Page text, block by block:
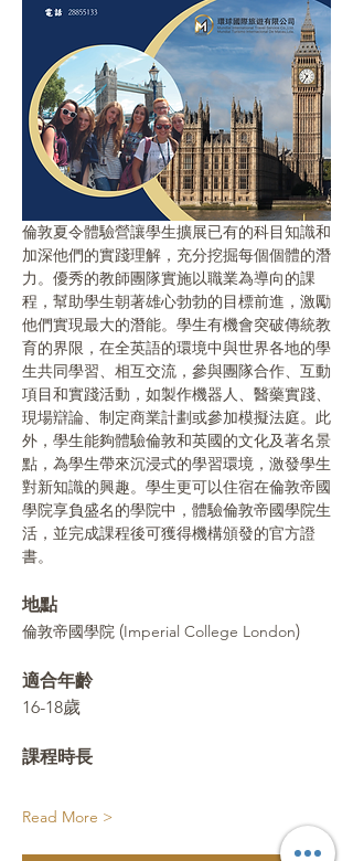
倫敦夏令體驗營讓學生擴展已有的科目知識和
加深他們的實踐理解，充分挖掘每個個體的潛
力。優秀的教師團隊實施以職業為導向的課
程，幫助學生朝著雄心勃勃的目標前進，激勵
他們實現最大的潛能。學生有機會突破傳統教
育的界限，在全英語的環境中與世界各地的學
生共同學習、相互交流，參與團隊合作、互動
項目和實踐活動，如製作機器人、醫藥實踐、
現場辯論、制定商業計劃或參加模擬法庭。此
外，學生能夠體驗倫敦和英國的文化及著名景
點，為學生帶來沉浸式的學習環境，激發學生
對新知識的興趣。學生更可以住宿在倫敦帝國
學院享負盛名的學院中，體驗倫敦帝國學院生
活，並完成課程後可獲得機構頒發的官方證
書。
地點
倫敦帝國學院 (Imperial College London)
適合年齡
16-18歲
課程時長
Read More >